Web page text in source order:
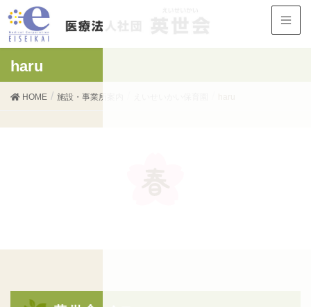
haru
HOME 施設・事業所案内